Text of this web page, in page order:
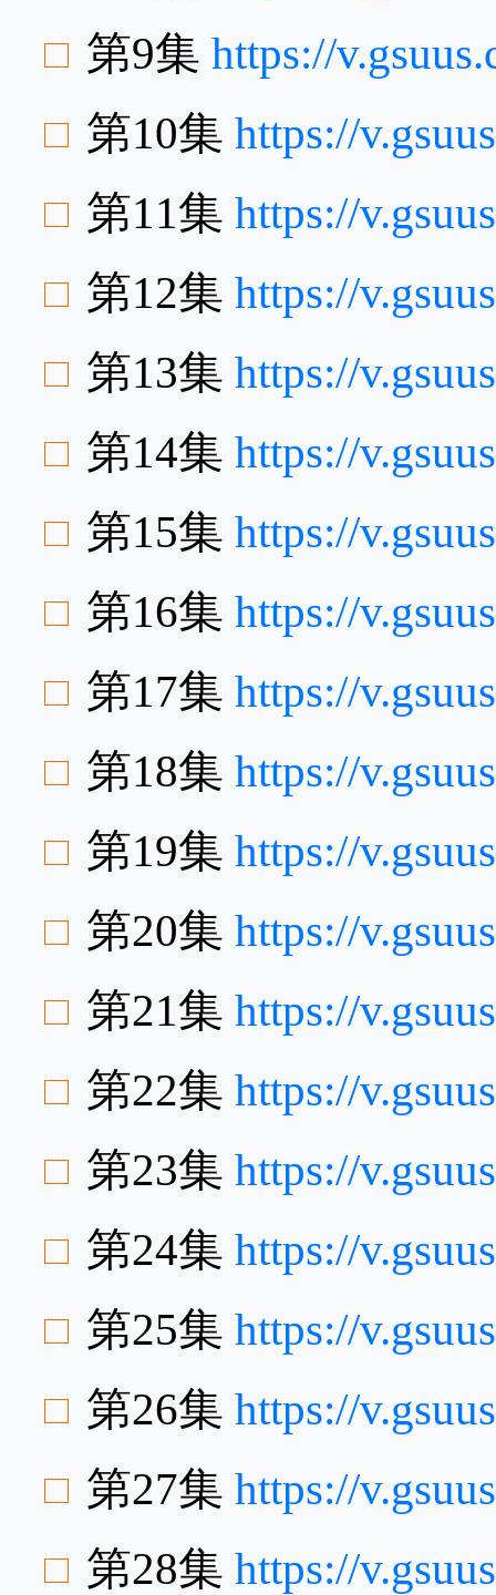
第9集 https://
第10集 https://
第11集 https://
第12集 https://
第13集 https://
第14集 https://
第15集 https://
第16集 https://
第17集 https://
第18集 https://
第19集 https://
第20集 https://
第21集 https://
第22集 https://
第23集 https://
第24集 https://
第25集 https://
第26集 https://
第27集 https://
第28集 https://